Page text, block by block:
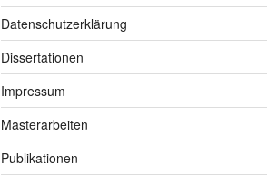
Datenschutzerklärung
Dissertationen
Impressum
Masterarbeiten
Publikationen